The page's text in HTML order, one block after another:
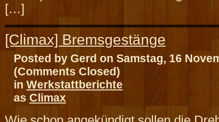
[…]
[Climax] Bremsgestänge
Posted by Gerd on Samstag, 16
(Comments Closed)
in Werkstattberichte
as Climax